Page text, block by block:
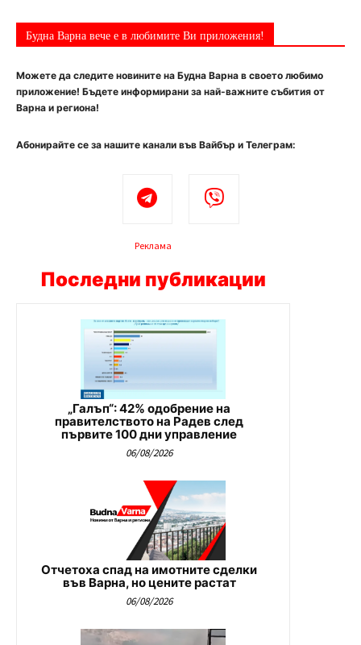
Будна Варна вече е в любимите Ви приложения!
Можете да следите новините на Будна Варна в своето любимо
приложение! Бъдете информирани за най-важните събития от
Варна и региона!
Абонирайте се за нашите канали във Вайбър и Телеграм:
Реклама
Последни публикации
„Галъп“: 42% одобрение на
правителството на Радев след
първите 100 дни управление
06/08/2026
Отчетоха спад на имотните сделки
във Варна, но цените растат
06/08/2026